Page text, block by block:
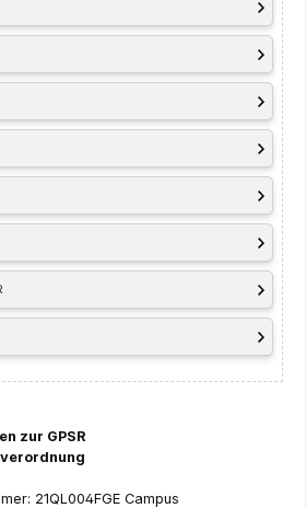
zur GPSR
21QL004FGE Campus